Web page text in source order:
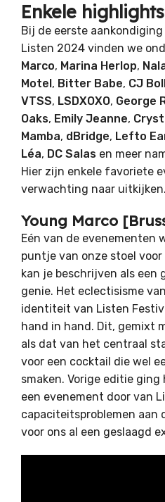
Enkele highlights
Bij de eerste
Listen 2024 vinden we
Marco, Marina Herlop,
Motel , Bitter Babe, CJ
VTSS, LSDXOXO, George
Oaks, Emily Jeanne,
Mamba, dBridge, Lefto
Léa, DC Salas en meer
Hier zijn enkele favoriete
verwachting naar uitkijken.
Young Marco
Eén van de evenementen
puntje van onze stoel
kan je beschrijven als een
genie. Het eclectisisme
identiteit van Listen
hand in hand. Dit, gemixt
als dat van het centraal
voor een cocktail die wel
smaken. Vorige editie
een evenement door van
capaciteitsproblemen aan
voor ons al een geslaagd